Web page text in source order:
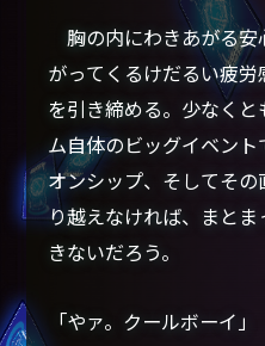
胸の内にわきあがる安
がってくるけだるい疲
を引き締める。少なく
ム自体のビッグイベン
オンシップ、そしてそ
り越えなければ、まと
きないだろう。
「やァ。クールボーイ」